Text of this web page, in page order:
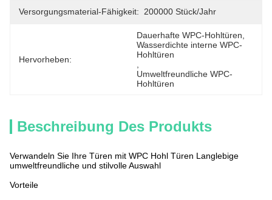
Versorgungsmaterial-Fähigkeit: 200000 Stück/Jahr
Hervorheben:
Dauerhafte WPC-Hohltüren
Wasserdichte interne WPC-
Hohltüren
Umweltfreundliche WPC-
Hohltüren
Beschreibung Des Produkts
Verwandeln Sie Ihre Türen mit WPC Hohl Türen Langlebige
umweltfreundliche und stilvolle Auswahl
Vorteile